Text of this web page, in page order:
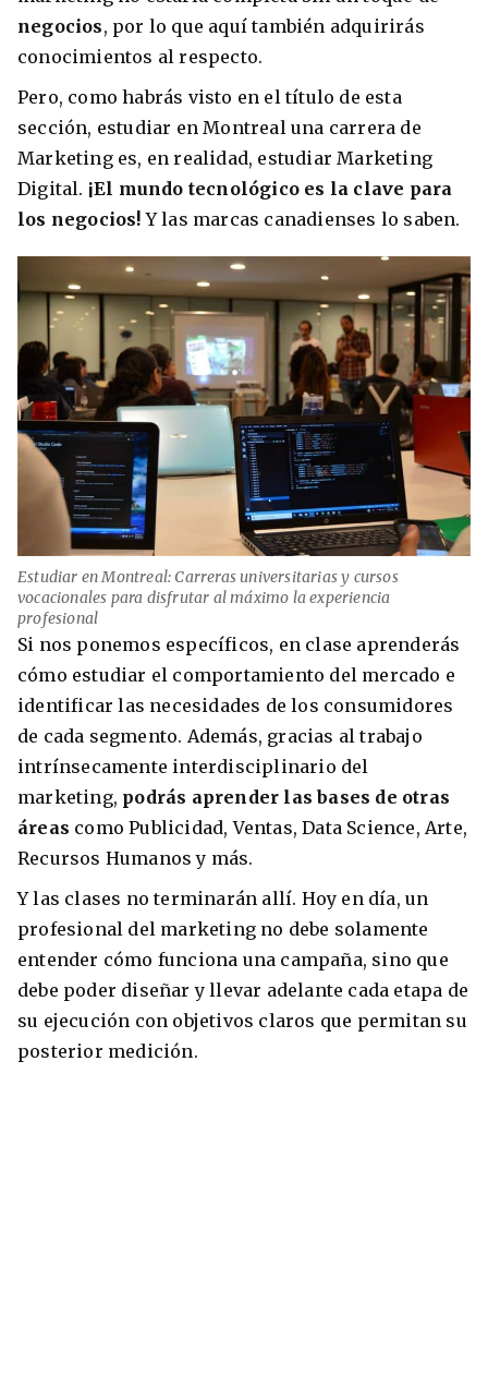
negocios, por lo que aquí también adquirirás
conocimientos al respecto.
Pero, como habrás visto en el título de esta
sección, estudiar en Montreal una carrera de
Marketing es, en realidad, estudiar Marketing
Digital. ¡El mundo tecnológico es la clave para
los negocios!Y las marcas canadienses lo saben.
Estudiar en Montreal: Carreras universitarias y cursos
vocacionales para disfrutar al máximo la experiencia
profesional
Si nos ponemos específicos, en clase aprenderás
cómo estudiar el comportamiento del mercado e
identificar las necesidades de los consumidores
de cada segmento. Además, gracias al trabajo
intrínsecamente interdisciplinario del
marketing, podrás aprender las bases de otras
áreas como Publicidad, Ventas, Data Science, Arte,
Recursos Humanos y más.
Y las clases no terminarán allí. Hoy en día, un
profesional del marketing no debe solamente
entender cómo funciona una campaña, sino que
debe poder diseñar y llevar adelante cada etapa de
su ejecución con objetivos claros que permitan su
posterior medición.